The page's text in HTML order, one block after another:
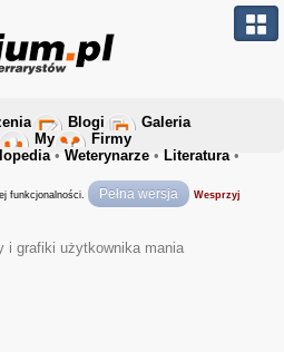
Blogi
Galeria
My
Firmy
• Weterynarze • Literatura•
funkcjonalności. Pełna wersja Wesprzyj
i grafiki użytkownika mania